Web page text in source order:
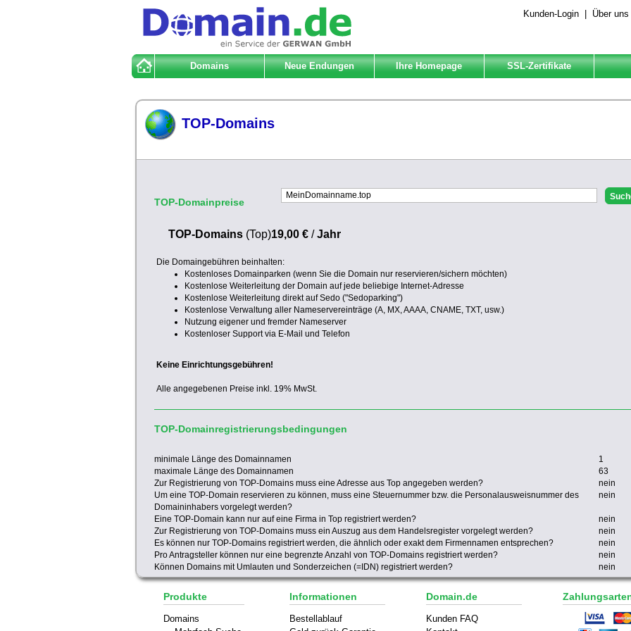
Kunden-Login Über uns
Domains Neue Endungen Ihre Homepage SSL-Zertifikate
TOP-Domains
TOP-Domainpreise
TOP-Domains (Top)19,00 € /Jahr
Die Domaingebühren beinhalten:
Kostenloses Domainparken (wenn Sie die Domain nur reservieren/sichern möchten)
Kostenlose Weiterleitung der Domain auf jede beliebige Internet-Adresse
Kostenlose Weiterleitung direkt auf Sedo ("Sedoparking")
Kostenlose Verwaltung aller Nameservereinträge (A, MX, AAAA, CNAME, TXT, usw.)
Nutzung eigener und fremder Nameserver
Kostenloser Support via E-Mail und Telefon
Keine Einrichtungsgebühren!
Alle angegebenen Preise inkl. 19% MwSt.
TOP-Domainregistrierungsbedingungen
minimale Länge des Domainnamen
1
maximale Länge des Domainnamen
63
Zur Registrierung von TOP-Domains muss eine Adresse aus Top angegeben werden?
nein
Um eine TOP-Domain reservieren zu können, muss eine Steuernummer bzw. die Personalausweisnummer des
Domaininhabers vorgelegt werden?
nein
Eine TOP-Domain kann nur auf eine Firma in Top registriert werden?
nein
Zur Registrierung von TOP-Domains muss ein Auszug aus dem Handelsregister vorgelegt werden?
nein
Es können nur TOP-Domains registriert werden, die ähnlich oder exakt dem Firmennamen entsprechen?
nein
Pro Antragsteller können nur eine begrenzte Anzahl von TOP-Domains registriert werden?
nein
Können Domains mit Umlauten und Sonderzeichen (=IDN) registriert werden?
nein
Produkte
Domains
Informationen
Bestellablauf
Domain.de
Kunden FAQ